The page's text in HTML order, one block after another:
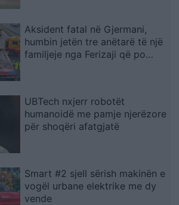
Aksident fatal në Gjermani,
humbin jetën tre anëtarë të një
familjeje nga Ferizaji që po
UBTech nxjerr robotët
humanoidë me pamje njerëzore
për shoqëri afatgjatë
Smart #2 sjell sërish makinën e
vogël urbane elektrike me dy
vende